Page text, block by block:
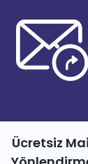
Ücretsiz